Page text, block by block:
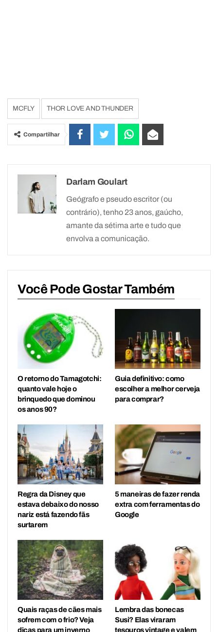
MCFLY THOR LOVE AND THUNDER
Compartilhar
Darlam Goulart
Geógrafo e pseudo escritor (ou
contrário), tenho 23 anos, gaúcho,
amante da sétima arte e tudo que
envolva a comunicação.
Você Pode Gostar Também
O retorno do Tamagotchi:
quanto vale hoje o
brinquedo que dominou
os anos 90?
Guia definitivo: como
escolher a melhor cerveja
para comprar?
Regra da Disney que
estava debaixo do nosso
nariz está fazendo fãs
surtarem
5 maneiras de fazer renda
extra com ferramentas do
Google
Quais raças de cães mais
sofrem com o frio? Veja
dicas para um inverno
Lembra das bonecas
Susi? Elas viraram
tesouros vintage e valem